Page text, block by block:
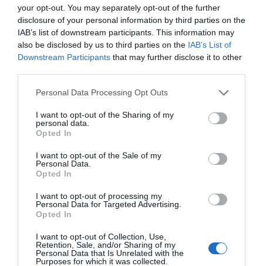
your opt-out. You may separately opt-out of the further
disclosure of your personal information by third parties on the
IAB’s list of downstream participants. This information may
also be disclosed by us to third parties on the IAB’s List of
Downstream Participants that may further disclose it to other
Personal Data Processing Opt Outs
I want to opt-out of the Sharing of my
personal data.
Opted In
I want to opt-out of the Sale of my
Personal Data.
Opted In
I want to opt-out of processing my
Personal Data for Targeted Advertising.
Opted In
I want to opt-out of Collection, Use,
Retention, Sale, and/or Sharing of my
Personal Data that Is Unrelated with the
Purposes for which it was collected.
LIBERALA LEDARE
4 aug LIBERAL
Norrtälje visar vägen: Fler elever
klarar grundskolan
LIBERAL
Dags att ge Rimbo mer makt?
Robert Beronius
Kultur/Nöje